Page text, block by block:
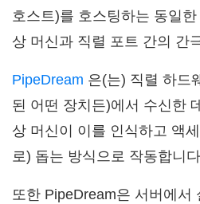
호스트)를 호스팅하는 동일
상 머신과 직렬 포트 간의 간
PipeDream 은(는) 직렬 하드
된 어떤 장치든)에서 수신한
상 머신이 이를 인식하고 액
로) 돕는 방식으로 작동합니
또한 PipeDream은 서버에서